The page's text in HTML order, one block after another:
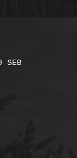
SEB